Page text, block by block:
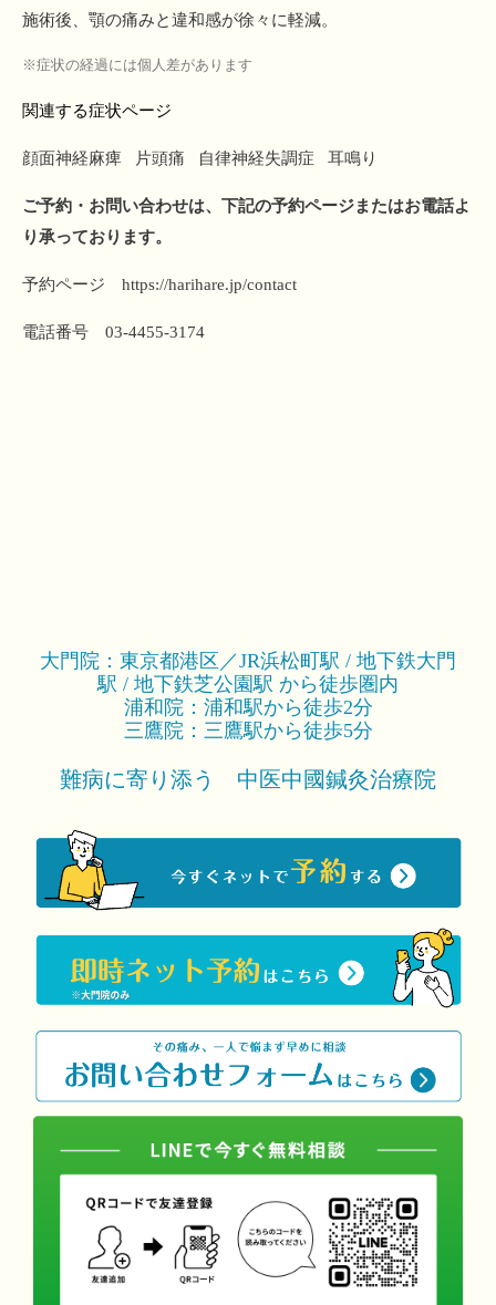
施術後、顎の痛みと違和感が徐々に軽減。
※症状の経過には個人差があります
関連する症状ページ
顔面神経麻痺 片頭痛 自律神経失調症 耳鳴り
ご予約・お問い合わせは、下記の予約ページまたはお電話よ
り承っております。
予約ページ https://harihare.jp/contact
電話番号 03-4455-3174
大門院：東京都港区／JR浜松町駅 / 地下鉄大門
駅 / 地下鉄芝公園駅 から徒歩圏内
浦和院：浦和駅から徒歩2分
三鷹院：三鷹駅から徒歩5分
難病に寄り添う 中医中國鍼灸治療院